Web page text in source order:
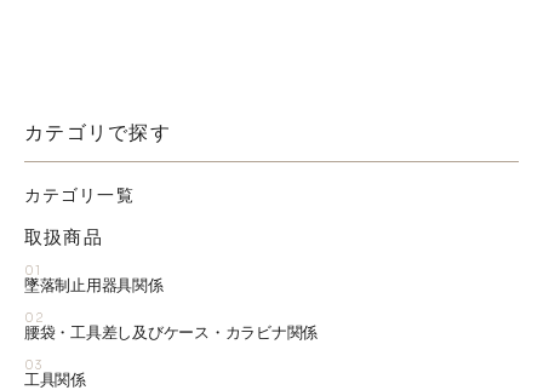
カテゴリで探す
カテゴリ一覧
取扱商品
01
墜落制止用器具関係
02
腰袋・工具差し及びケース・カラビナ関係
03
工具関係